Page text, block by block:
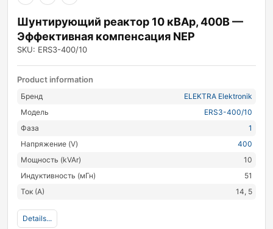
Шунтирующий реактор 10 кВАр, 400В —
Эффективная компенсация NEP
SKU: ERS3-400/10
Product information
Бренд
ELEKTRA Elektronik
Модель
ERS3-400/10
Фаза
1
Напряжение (V)
400
Мощность (kVAr)
10
Индуктивность (мГн)
51
Ток (А)
14, 5
Details...